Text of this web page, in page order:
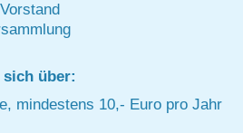
über:
mindestens 10,- Euro pro Jahr